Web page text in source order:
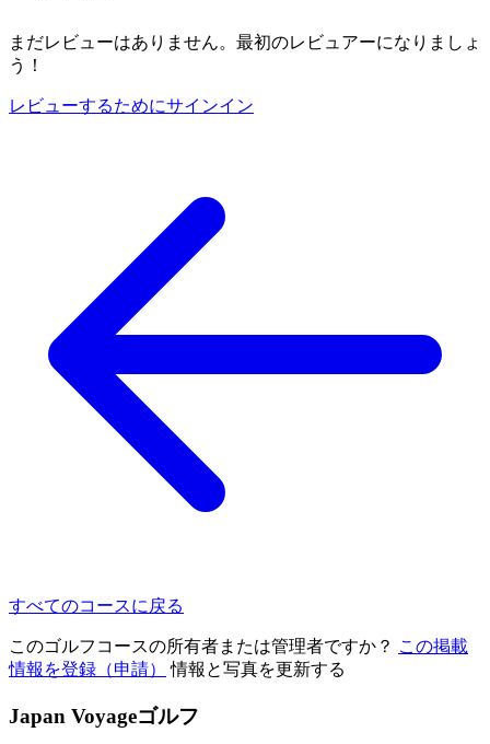
まだレビューはありません。最初のレビュアーになりましょ
う！
レビューするためにサインイン
すべてのコースに戻る
このゴルフコースの所有者または管理者ですか？ この掲載
情報を登録（申請）
情報と写真を更新する
Japan Voyageゴルフ